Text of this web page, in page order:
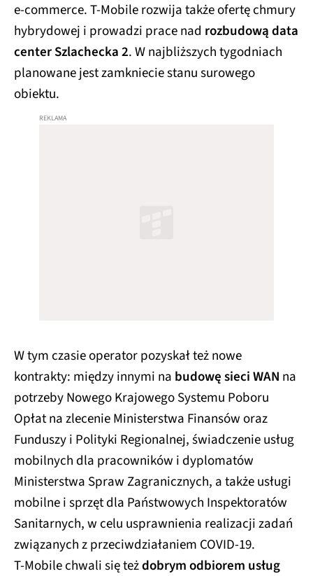
e‑commerce. T-Mobile rozwija także ofertę chmury
hybrydowej i prowadzi prace nad rozbudową data
center Szlachecka 2. W najbliższych tygodniach
planowane jest zamkniecie stanu surowego
obiektu.
W tym czasie operator pozyskał też nowe
kontrakty: między innymi na budowę sieci WAN na
potrzeby Nowego Krajowego Systemu Poboru
Opłat na zlecenie Ministerstwa Finansów oraz
Funduszy i Polityki Regionalnej, świadczenie usług
mobilnych dla pracowników i dyplomatów
Ministerstwa Spraw Zagranicznych, a także usługi
mobilne i sprzęt dla Państwowych Inspektoratów
Sanitarnych, w celu usprawnienia realizacji zadań
związanych z przeciwdziałaniem COVID-19.
T-Mobile chwali się teżdobrym odbiorem usług